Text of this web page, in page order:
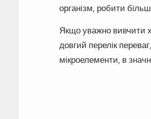
організм, робити
Якщо уважно вивчити
довгий перелік
мікроелементи, в